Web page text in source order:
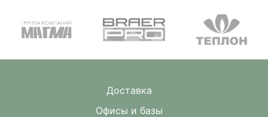
Доставка
Офисы и базы